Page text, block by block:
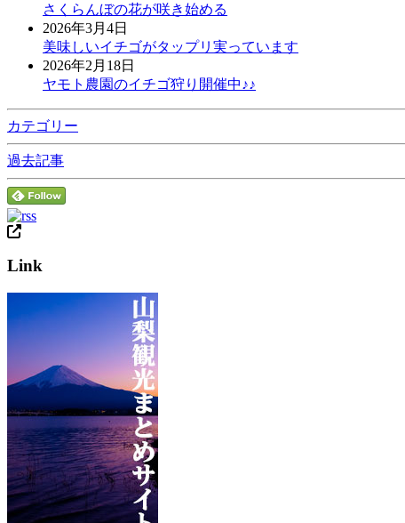
さくらんぼの花が咲き始める
2026年3月4日
美味しいイチゴがタップリ実っています
2026年2月18日
ヤモト農園のイチゴ狩り開催中♪♪
カテゴリー
過去記事
Link